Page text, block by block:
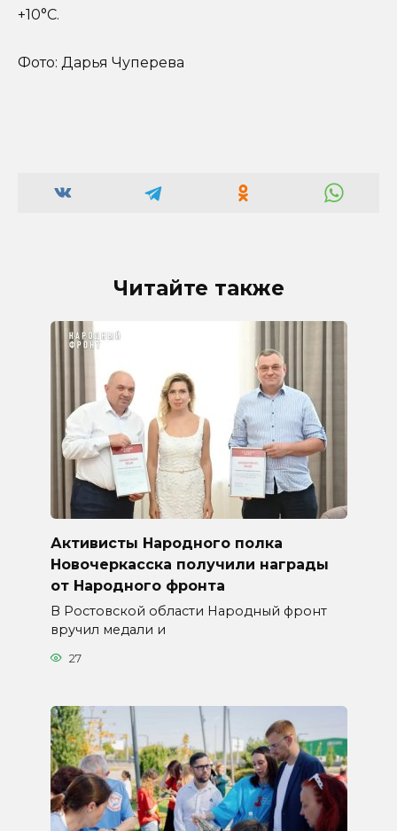
+10°C.
Фото: Дарья Чуперева
Читайте также
Активисты Народного полка
Новочеркасска получили награды
от Народного фронта
В Ростовской области Народный фронт
вручил медали и
27